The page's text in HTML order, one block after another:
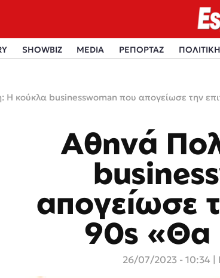
SHOWBIZ MEDIA ΡΕΠΟΡΤΑΖ ΠΟΛΙΤΙΚΗ
Η κούκλα businesswoman που απογείωσε την
Αθηνά
απογείωσε
90s «Θα
26/07/2023 - 10:34